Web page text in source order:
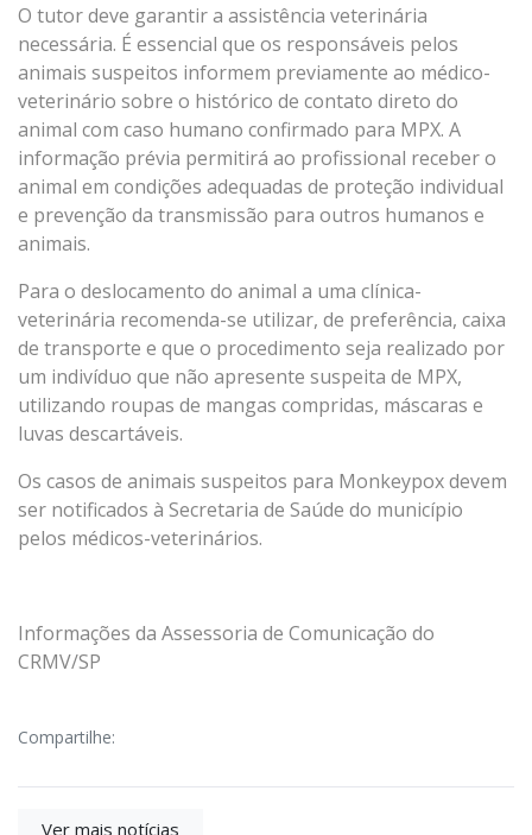
O tutor deve garantir a assistência veterinária
necessária. É essencial que os responsáveis pelos
animais suspeitos informem previamente ao médico-
veterinário sobre o histórico de contato direto do
animal com caso humano confirmado para MPX. A
informação prévia permitirá ao profissional receber o
animal em condições adequadas de proteção individual
e prevenção da transmissão para outros humanos e
animais.
Para o deslocamento do animal a uma clínica-
veterinária recomenda-se utilizar, de preferência, caixa
de transporte e que o procedimento seja realizado por
um indivíduo que não apresente suspeita de MPX,
utilizando roupas de mangas compridas, máscaras e
luvas descartáveis.
Os casos de animais suspeitos para Monkeypox devem
ser notificados à Secretaria de Saúde do município
pelos médicos-veterinários.
Informações da Assessoria de Comunicação do
CRMV/SP
Compartilhe:
Ver mais notícias